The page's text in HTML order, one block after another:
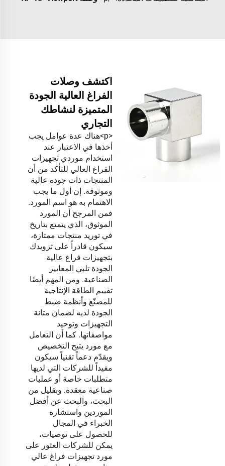
اكتشف وصلات
الفراغ العالية الجودة
المتميزة لنشاطك
التجاري
<p>هناك عدة عوامل يجب
أخذها في الاعتبار عند
استخدام موردي تجهيزات
الفراغ العالي للتأكد من أن
المنتجات ذات جودة عالية
وموثوقة. إن أول ما يجب
الاهتمام به هو اسم المورد.
فمن المرجح أن المورد
الموثوق، الذي يتمتع بتاريخ
في توريد منتجات ممتازة،
سيكون قادراً على تزويدك
بتجهيزات فراغ عالية
الجودة تلبي المعايير
الصناعية. ومن المهم أيضًا
تقييم الطاقة الإنتاجية
للمصنّع وأنظمة ضبط
الجودة لديه لضمان متانة
التجهيزات وتوحيد
مواصفاتها. كما أن التعامل
مع مورد يتيح التخصيص
ويقدّم دعماً تقنياً سيكون
مفيداً للشركات التي لديها
متطلبات خاصة أو عمليات
صناعية معقدة. وبقليل من
البحث، والبحث عن أفضل
الموردين واستشارة
الخبراء في المجال
للحصول على توصيات،
يمكن للشركات العثور على
مورد تجهيزات فراغ عالي